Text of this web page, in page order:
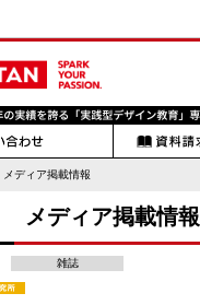
メディア掲載情報
メディア掲載情報
雑誌